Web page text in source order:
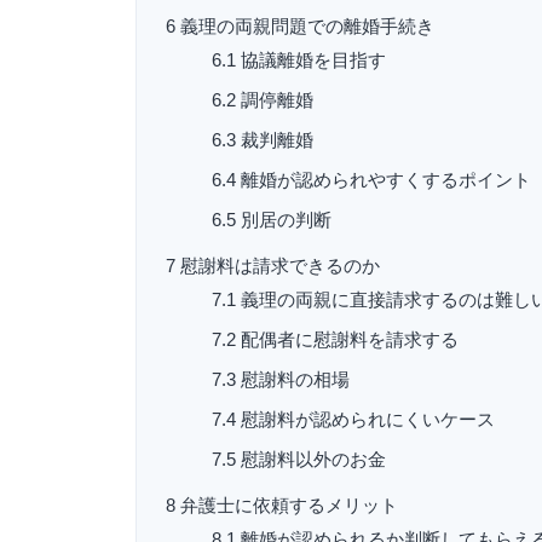
6 義理の両親問題での離婚手続き
6.1 協議離婚を目指す
6.2 調停離婚
6.3 裁判離婚
6.4 離婚が認められやすくするポイント
6.5 別居の判断
7 慰謝料は請求できるのか
7.1 義理の両親に直接請求するのは難し
7.2 配偶者に慰謝料を請求する
7.3 慰謝料の相場
7.4 慰謝料が認められにくいケース
7.5 慰謝料以外のお金
8 弁護士に依頼するメリット